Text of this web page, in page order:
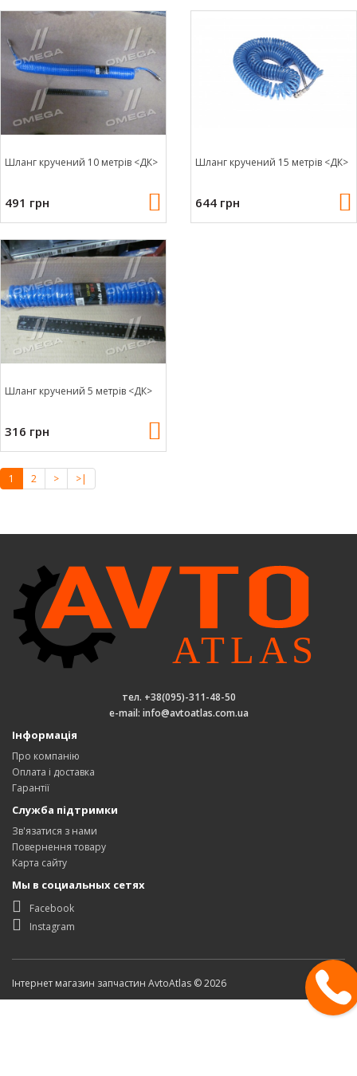
Шланг кручений 10 метрів <ДК>
491 грн
Шланг кручений 15 метрів <ДК>
644 грн
Шланг кручений 5 метрів <ДК>
316 грн
1 2 > >|
тел. +38(095)-311-48-50
e-mail: info@avtoatlas.com.ua
Інформація
Про компанію
Оплата і доставка
Гарантії
Служба підтримки
Зв'язатися з нами
Повернення товару
Карта сайту
Мы в социальных сетях
Facebook
Instagram
Інтернет магазин запчастин AvtoAtlas © 2026